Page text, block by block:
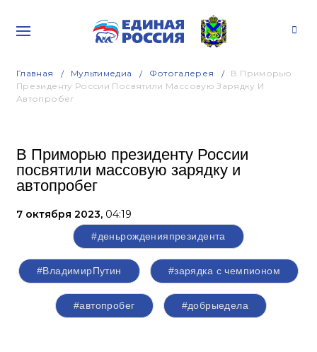
Главная Мультимедиа Фотогалерея
В Приморью
Президенту России Посвятили Массовую Зарядку И
Автопробег
В Приморью президенту России
посвятили массовую зарядку и
автопробег
7 октября 2023, 04:19
#деньрожденияпрезидента
#ВладимирПутин #зарядка с чемпионом
#автопробег #добрыедела